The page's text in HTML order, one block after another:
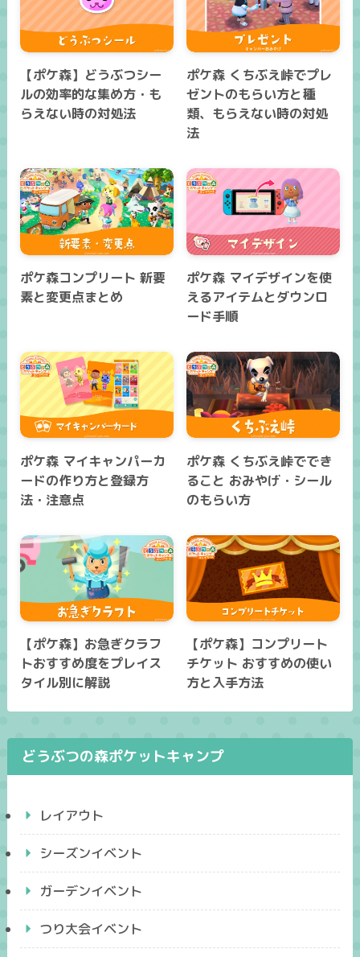
【ポケ森】どうぶつシー
ルの効率的な集め方・も
らえない時の対処法
ポケ森 くちぶえ峠でプレ
ゼントのもらい方と種
類、もらえない時の対処
法
ポケ森コンプリート 新要
素と変更点まとめ
ポケ森 マイデザインを使
えるアイテムとダウンロ
ード手順
ポケ森 マイキャンパーカ
ードの作り方と登録方
法・注意点
ポケ森 くちぶえ峠ででき
ること おみやげ・シール
のもらい方
【ポケ森】お急ぎクラフ
トおすすめ度をプレイス
タイル別に解説
【ポケ森】コンプリート
チケット おすすめの使い
方と入手方法
どうぶつの森ポケットキャンプ
レイアウト
シーズンイベント
ガーデンイベント
つり大会イベント